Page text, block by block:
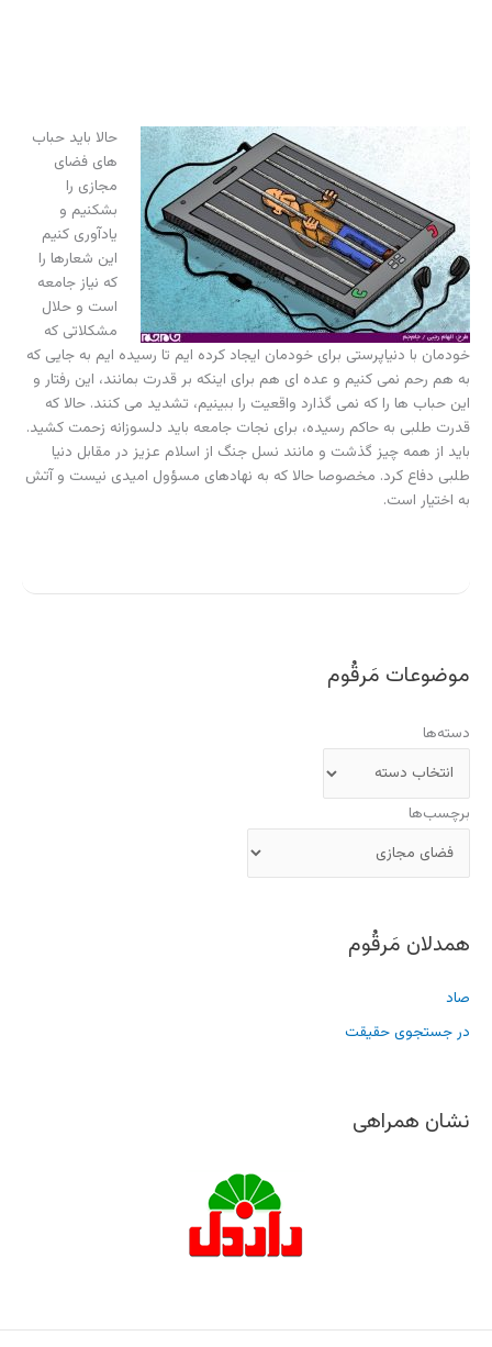
حالا باید حباب
های فضای
مجازی را
بشکنیم و
یادآوری کنیم
این شعارها را
که نیاز جامعه
است و حلال
مشکلاتی که
خودمان با دنیاپرستی برای خودمان ایجاد کرده ایم تا رسیده ایم به جایی که
به هم رحم نمی کنیم و عده ای هم برای اینکه بر قدرت بمانند، این رفتار و
این حباب ها را که نمی گذارد واقعیت را ببینیم، تشدید می کنند. حالا که
قدرت طلبی به حاکم رسیده، برای نجات جامعه باید دلسوزانه زحمت کشید.
باید از همه چیز گذشت و مانند نسل جنگ از اسلام عزیز در مقابل دنیا
طلبی دفاع کرد. مخصوصا حالا که به نهادهای مسؤول امیدی نیست و آتش
به اختیار است.
موضوعات مَرقُوم
دسته‌ها
برچسب‌ها
همدلان مَرقُوم
صاد
در جستجوی حقیقت
نشان همراهی